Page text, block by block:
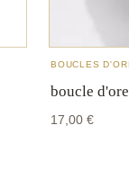
BOUCLES
boucle
17,00 €